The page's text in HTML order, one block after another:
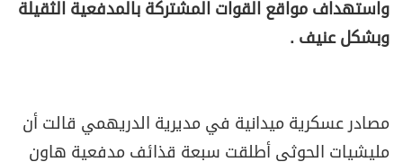
واستهداف مواقع القوات المشتركة بالمدفعية الثقيلة
وبشكل عنيف .
مصادر عسكرية ميدانية في مديرية الدريهمي قالت أن
مليشيات الحوثي أطلقت سبعة قذائف مدفعية هاون